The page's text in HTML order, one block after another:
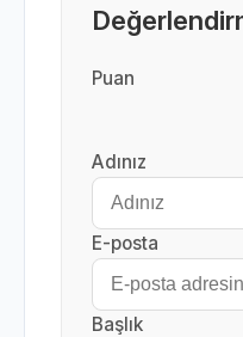
Puan
Adınız
E-posta
Başlık